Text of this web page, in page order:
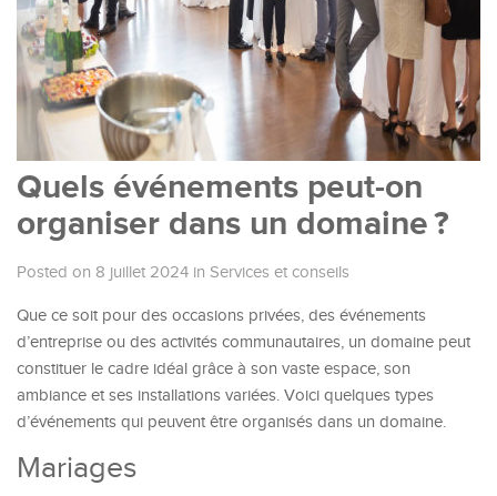
Quels événements peut-on
organiser dans un domaine ?
Posted on 8 juillet 2024 in Services et conseils
Que ce soit pour des occasions privées, des événements
d’entreprise ou des activités communautaires, un domaine peut
constituer le cadre idéal grâce à son vaste espace, son
ambiance et ses installations variées. Voici quelques types
d’événements qui peuvent être organisés dans un domaine.
Mariages